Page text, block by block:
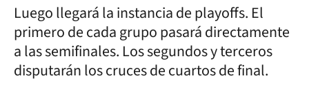
Luego llegará la instancia de playoffs. El
primero de cada grupo pasará directamente
a las semifinales. Los segundos y terceros
disputarán los cruces de cuartos de final.